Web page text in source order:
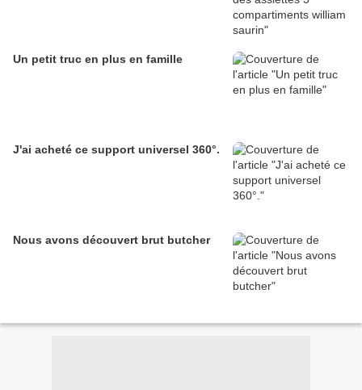
Un petit truc en plus en famille
J'ai acheté ce support universel 360°.
Nous avons découvert brut butcher